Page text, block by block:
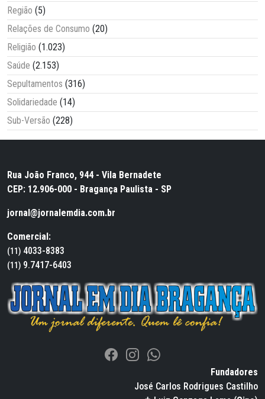
Região (5)
Relações de Consumo (20)
Religião (1.023)
Saúde (2.153)
Sepultamentos (316)
Solidariedade (14)
Sub-Versão (228)
Rua João Franco, 944 - Vila Bernadete
CEP: 12.906-000 - Bragança Paulista - SP
jornal@jornalemdia.com.br
Comercial:
(11) 4033-8383
(11) 9.7417-6403
Fundadores
José Carlos Rodrigues Castilho